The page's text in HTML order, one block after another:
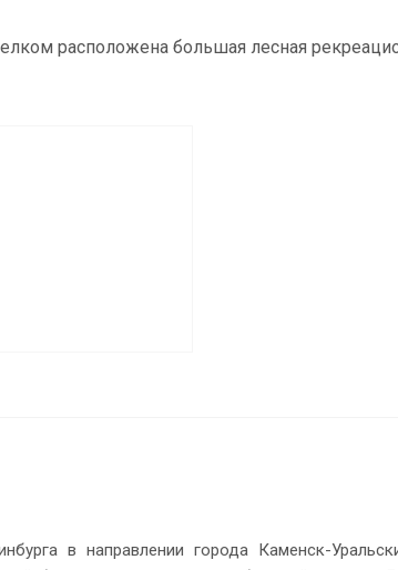
расположена большая лесная
в направлении города Каменск-